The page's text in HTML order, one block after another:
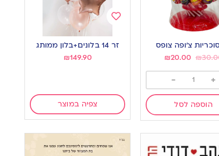
₪
₪20.00
+
-
הוספה לסל
to
wishlist
זר 14 בלונים+בלון ממותג
₪149.90
צפיה במוצר